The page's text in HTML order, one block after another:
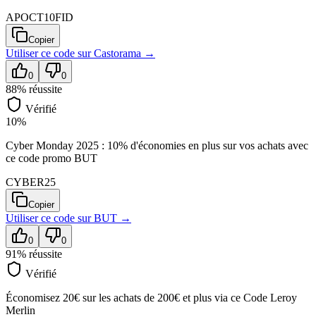
APOCT10FID
Copier
Utiliser ce code surCastorama →
0 0
88% réussite
Vérifié
10%
Cyber Monday 2025 : 10% d'économies en plus sur vos achats avec
ce code promo BUT
CYBER25
Copier
Utiliser ce code surBUT →
0 0
91% réussite
Vérifié
Économisez 20€ sur les achats de 200€ et plus via ce Code Leroy
Merlin